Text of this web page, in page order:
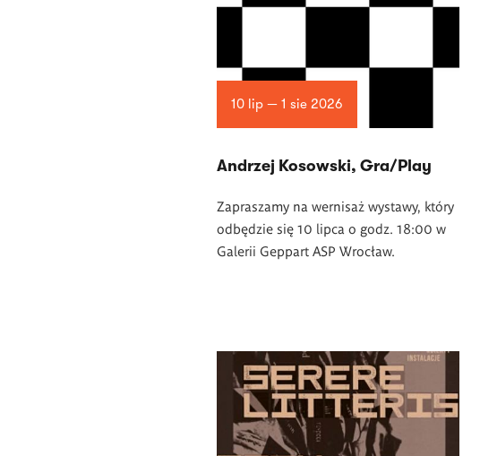
10 lip — 1 sie 2026
Andrzej Kosowski, Gra/Play
Zapraszamy na wernisaż wystawy, który
odbędzie się 10 lipca o godz. 18:00 w
Galerii Geppart ASP Wrocław.